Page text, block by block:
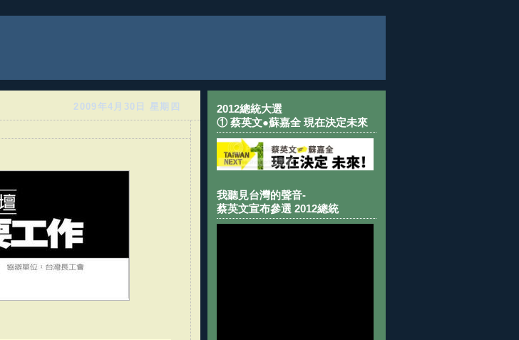
2009年4月30日 星期四
2012總統大選
① 蔡英文●蘇嘉全 現在決定未來
我聽見台灣的聲音-
蔡英文宣布參選 2012總統